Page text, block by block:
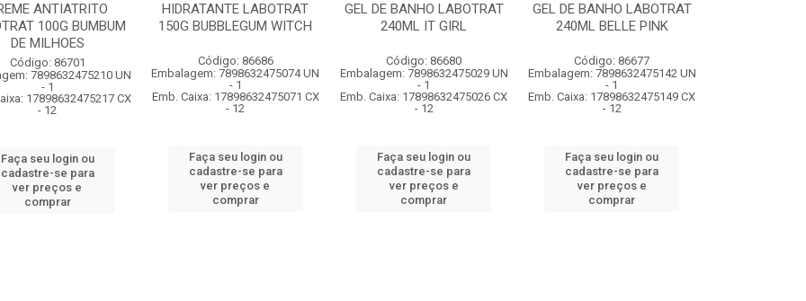
ANTIATRITO
100G BUMBUM
DE MILHOES
Código: 86701
7898632475210 UN
- 1
17898632475217 CX
- 12
Faça seu login ou
cadastre-se para
ver preços e
comprar
HIDRATANTE LABOTRAT
150G BUBBLEGUM WITCH
Código: 86686
Embalagem: 7898632475074 UN
- 1
Emb. Caixa: 17898632475071 CX
- 12
Faça seu login ou
cadastre-se para
ver preços e
comprar
GEL DE BANHO LABOTRAT
240ML IT GIRL
Código: 86680
Embalagem: 7898632475029 UN
- 1
Emb. Caixa: 17898632475026 CX
- 12
Faça seu login ou
cadastre-se para
ver preços e
comprar
GEL DE BANHO LABOTRAT
240ML BELLE PINK
Código: 86677
Embalagem: 7898632475142 UN
- 1
Emb. Caixa: 17898632475149 CX
- 12
Faça seu login ou
cadastre-se para
ver preços e
comprar